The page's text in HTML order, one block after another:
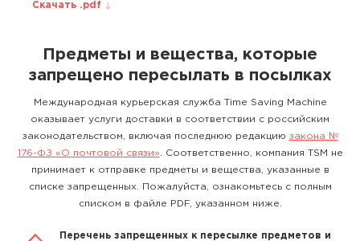
Скачать .pdf
Предметы и вещества, которые
запрещено пересылать в посылках
Международная курьерская служба Time Saving Machine
оказывает услуги доставки в соответствии с российским
законодательством, включая последнюю редакцию закона №
176-ФЗ «О почтовой связи» . Соответственно, компания TSM не
принимает к отправке предметы и вещества, указанные в
списке запрещенных. Пожалуйста, ознакомьтесь с полным
списком в файле PDF, указанном ниже.
Перечень запрещенных к пересылке предметов и